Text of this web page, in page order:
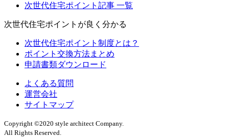
次世代住宅ポイント記事 一覧
次世代住宅ポイントが良く分かる
次世代住宅ポイント制度とは？
ポイント交換方法まとめ
申請書類ダウンロード
よくある質問
運営会社
サイトマップ
Copyright ©2020 style architect Company.
All Rights Reserved.